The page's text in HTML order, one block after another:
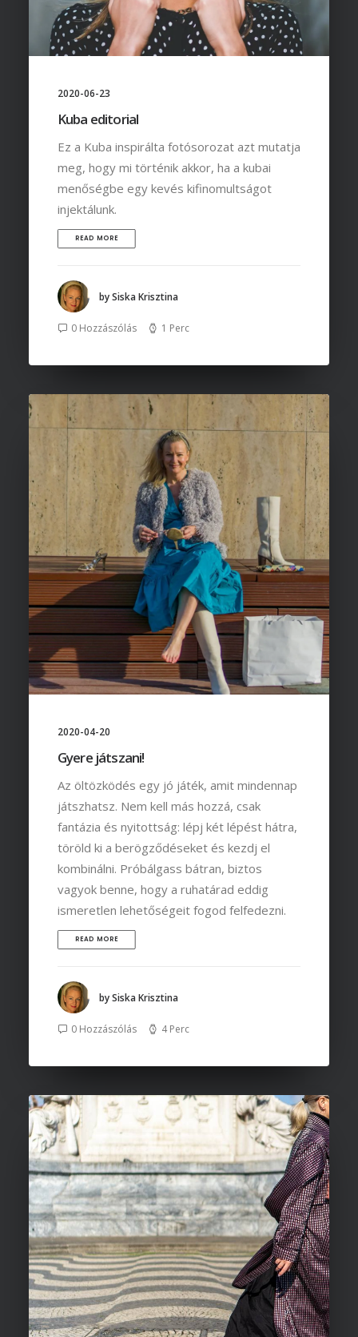
2020-06-23
Kuba editorial
Ez a Kuba inspirálta fotósorozat azt mutatja
meg, hogy mi történik akkor, ha a kubai
menőségbe egy kevés kifinomultságot
injektálunk.
READ MORE
by Siska Krisztina
0 Hozzászólás 1 Perc
2020-04-20
Gyere játszani!
Az öltözködés egy jó játék, amit mindennap
játszhatsz. Nem kell más hozzá, csak
fantázia és nyitottság: lépj két lépést hátra,
töröld ki a berögződéseket és kezdj el
kombinálni. Próbálgass bátran, biztos
vagyok benne, hogy a ruhatárad eddig
ismeretlen lehetőségeit fogod felfedezni.
READ MORE
by Siska Krisztina
0 Hozzászólás 4 Perc